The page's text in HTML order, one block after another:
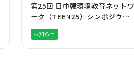
第25回 日中韓環境教育ネットワ
ーク（TEEN25）シンポジウム
開催決定！
お知らせ